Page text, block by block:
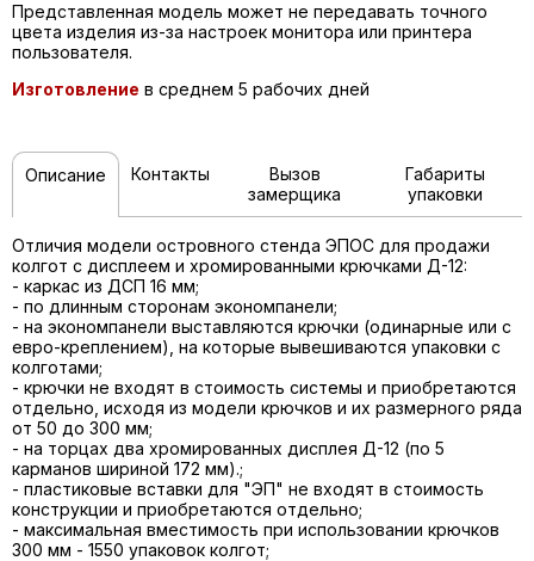
Представленная модель может не передавать точного
цвета изделия из-за настроек монитора или принтера
пользователя.
Изготовление в среднем 5 рабочих дней
Описание Контакты
Вызов
замерщика
Габариты
упаковки
Отличия модели островного стенда ЭПОС для продажи
колгот с дисплеем и хромированными крючками Д-12:
- каркас из ДСП 16 мм;
- по длинным сторонам экономпанели;
- на экономпанели выставляются крючки (одинарные или с
евро-креплением), на которые вывешиваются упаковки с
колготами;
- крючки не входят в стоимость системы и приобретаются
отдельно, исходя из модели крючков и их размерного ряда
от 50 до 300 мм;
- на торцах два хромированных дисплея Д-12 (по 5
карманов шириной 172 мм).;
- пластиковые вставки для "ЭП" не входят в стоимость
конструкции и приобретаются отдельно;
- максимальная вместимость при использовании крючков
300 мм - 1550 упаковок колгот;